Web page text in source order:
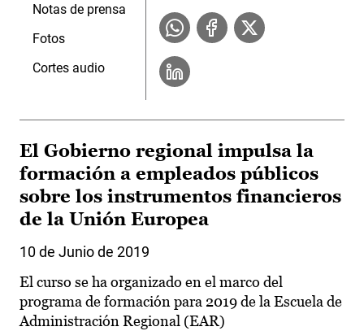
Notas de prensa
Fotos
Cortes audio
El Gobierno regional impulsa la
formación a empleados públicos
sobre los instrumentos financieros
de la Unión Europea
10 de Junio de 2019
El curso se ha organizado en el marco del
programa de formación para 2019 de la Escuela de
Administración Regional (EAR)